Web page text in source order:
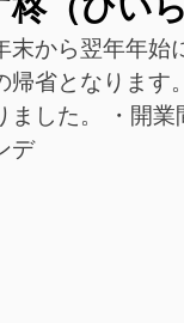
から翌年年始
省となります
した。 ・開
デ